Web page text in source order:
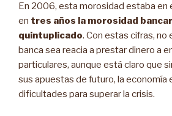
En 2006, esta morosidad estaba en
en tres años la morosidad
quintuplicado. Con estas cifras, no
banca sea reacia a prestar dinero a
particulares, aunque está claro que
sus apuestas de futuro, la economía
dificultades para superar la crisis.